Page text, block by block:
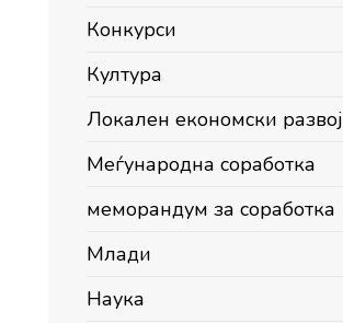
Конкурси
Култура
Локален економски развој
Меѓународна соработка
меморандум за соработка
Млади
Наука